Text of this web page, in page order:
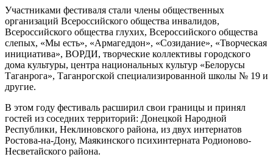
Участниками фестиваля стали члены общественных
организаций Всероссийского общества инвалидов,
Всероссийского общества глухих, Всероссийского общества
слепых, «Мы есть», «Армагеддон», «Созидание», «Творческая
инициатива», ВОРДИ, творческие коллективы городского
дома культуры, центра национальных культур «Белорусы
Таганрога», Таганрогской специализированной школы № 19 и
другие.
В этом году фестиваль расширил свои границы и принял
гостей из соседних территорий: Донецкой Народной
Республики, Неклиновского района, из двух интернатов
Ростова-на-Дону, Маякинского психинтерната Родионово-
Несветайского района.